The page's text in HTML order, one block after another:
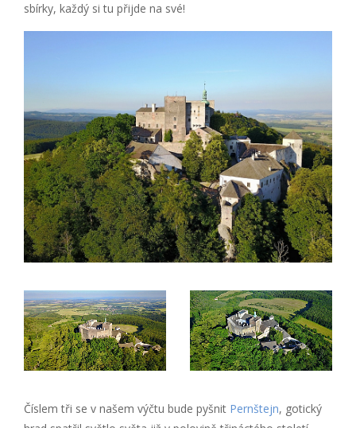
sbírky, každý si tu přijde na své!
Číslem tři se v našem výčtu bude pyšnit Pernštejn, gotický